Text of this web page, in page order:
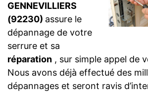
GENNEVILLIERS
(92230) assure le
dépannage de votre
serrure et sa
réparation , sur simple appel de
Nous avons déjà effectué des
dépannages et seront ravis